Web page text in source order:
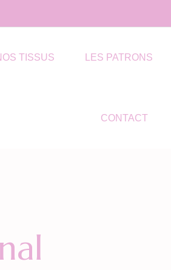
TISSUS LES PATRONS
CONTACT